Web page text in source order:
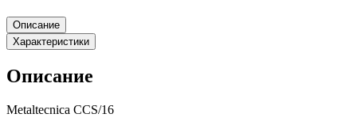
Описание
Характеристики
Описание
Metaltecnica CCS/16